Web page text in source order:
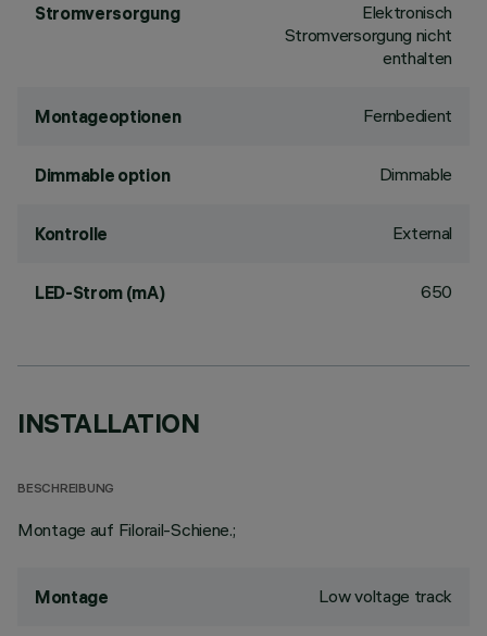
Stromversorgung
Elektronisch
Stromversorgung nicht
enthalten
Montageoptionen Fernbedient
Dimmable option Dimmable
Kontrolle External
LED-Strom (mA) 650
INSTALLATION
BESCHREIBUNG
Montage auf Filorail-Schiene.;
Montage Low voltage track